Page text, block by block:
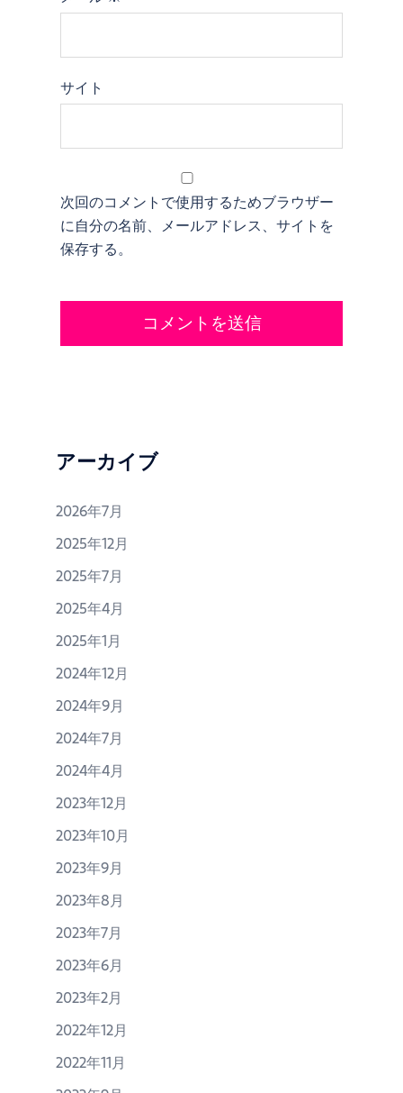
サイト
次回のコメントで使用するためブラウザー
に自分の名前、メールアドレス、サイトを
保存する。
アーカイブ
2026年7月
2025年12月
2025年7月
2025年4月
2025年1月
2024年12月
2024年9月
2024年7月
2024年4月
2023年12月
2023年10月
2023年9月
2023年8月
2023年7月
2023年6月
2023年2月
2022年12月
2022年11月